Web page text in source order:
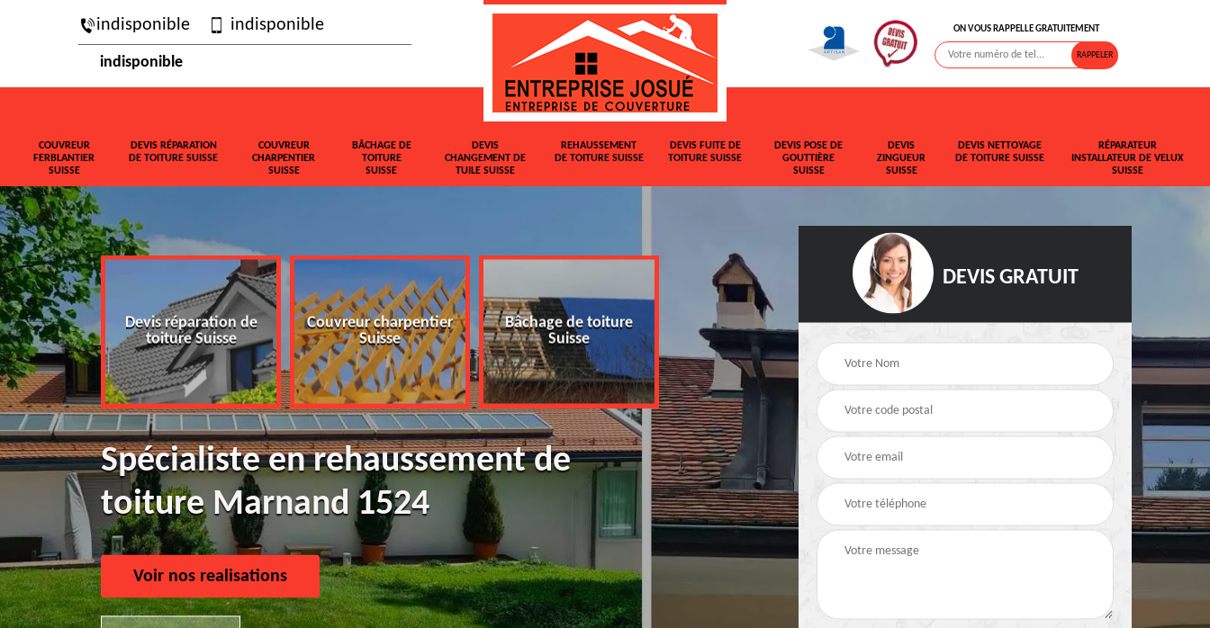
indisponible indisponible
indisponible
ON VOUS RAPPELLE GRATUITEMENT
COUVREUR
FERBLANTIER
SUISSE
DEVIS RÉPARATION
DE TOITURE SUISSE
COUVREUR
CHARPENTIER
SUISSE
BÂCHAGE DE
TOITURE
SUISSE
DEVIS
CHANGEMENT DE
TUILE SUISSE
REHAUSSEMENT
DE TOITURE SUISSE
DEVIS FUITE DE
TOITURE SUISSE
DEVIS POSE DE
GOUTTIÈRE
SUISSE
DEVIS
ZINGUEUR
SUISSE
DEVIS NETTOYAGE
DE TOITURE SUISSE
RÉPARATEUR
INSTALLATEUR DE VELUX
SUISSE
Devis réparation de
toiture Suisse
Couvreur charpentier
Suisse
Bâchage de toiture
Suisse
Devis changement de
tuile Suisse
Rehaussement de
Devis fuite de toiture
Suisse
Spécialiste en rehaussement de
toiture Marnand 1524
Voir nos realisations
DEVIS GRATUIT